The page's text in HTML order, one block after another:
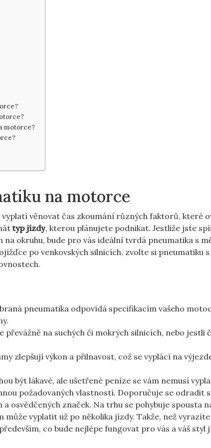
motorce?
na motorce
věnovat čas zkoumání různých faktorů, které
typ jízdy, kterou plánujete podnikat. Jestliže jste
okruhu, bude pro vás ideální tvrdá pneumatika s
po venkovských silnicích, zvolte si pneumatiku s
pneumatika odpovídá specifikacím vašeho
převážně na suchých či mokrých silnicích, nebo jestli
zlepšují výkon a přilnavost, což se vyplácí na
být lákavé, ale ušetřené peníze se vám nemusí
požadovaných vlastností. Doporučuje se odradit
osvědčených značek. Na trhu se pohybuje spousta
vyplatit už po několika jízdy. Takže, než vyrazíte
co bude nejlépe fungovat pro vás a váš styl